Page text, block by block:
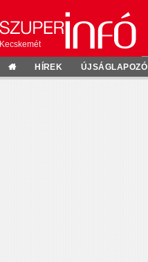
Kecskemét
HÍREK ÚJSÁGLAPOZÓ